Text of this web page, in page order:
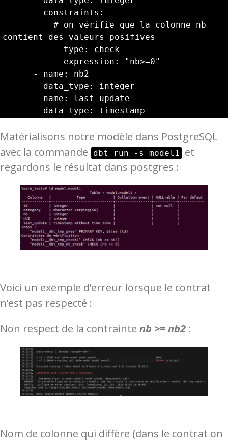
contient des valeurs posifives
        data_type: timestamp
Matérialisons notre modèle dans PostgreSQL
avec la commande
dbt run -s model1
et
regardons le résultat dans postgres :
Voici un exemple d’erreur lorsque le contrat
n’est pas respecté :
Non respect de la contrainte nb >= nb2 :
Nom de colonne qui diffère (dans le contrat on